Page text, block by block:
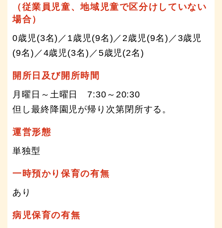
（従業員児童、地域児童で区分けしていない
場合）
0歳児(3名)／1歳児(9名)／2歳児(9名)／3歳児
(9名)／4歳児(3名)／5歳児(2名)
開所日及び開所時間
月曜日～土曜日 7:30～20:30
但し最終降園児が帰り次第閉所する。
運営形態
単独型
一時預かり保育の有無
あり
病児保育の有無